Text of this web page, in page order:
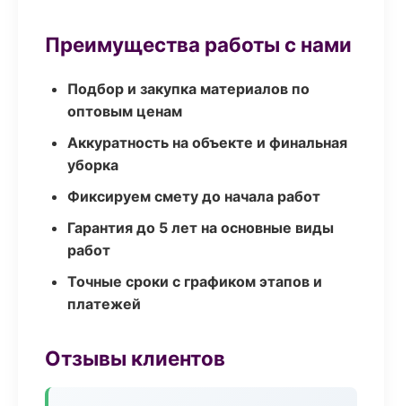
Преимущества работы с нами
Подбор и закупка материалов по
оптовым ценам
Аккуратность на объекте и финальная
уборка
Фиксируем смету до начала работ
Гарантия до 5 лет на основные виды
работ
Точные сроки с графиком этапов и
платежей
Отзывы клиентов